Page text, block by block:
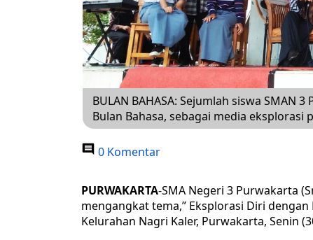
BULAN BAHASA: Sejumlah siswa SMAN
Bulan Bahasa, sebagai media eksplorasi
0 Komentar
PURWAKARTA-SMA Negeri 3 Purwakarta
mengangkat tema,” Eksplorasi Diri
Kelurahan Nagri Kaler, Purwakarta, Senin